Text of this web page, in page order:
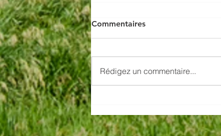
Commentaires
Rédigez un commentaire...